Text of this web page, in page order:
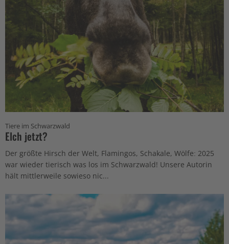
Tiere im Schwarzwald
Elch jetzt?
Der größte Hirsch der Welt, Flamingos, Schakale, Wölfe: 2025
war wieder tierisch was los im Schwarzwald! Unsere Autorin
hält mittlerweile sowieso nic...